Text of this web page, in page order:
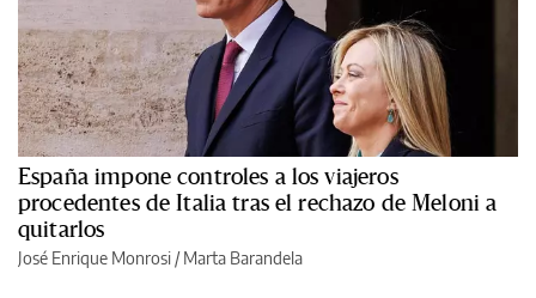
España impone controles a los viajeros
procedentes de Italia tras el rechazo de Meloni a
quitarlos
José Enrique Monrosi / Marta Barandela